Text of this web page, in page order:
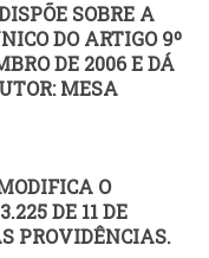
SOBRE A
DO ARTIGO 9º
DE 2006 E DÁ
MESA
O
DE 11 DE
PROVIDÊNCIAS.